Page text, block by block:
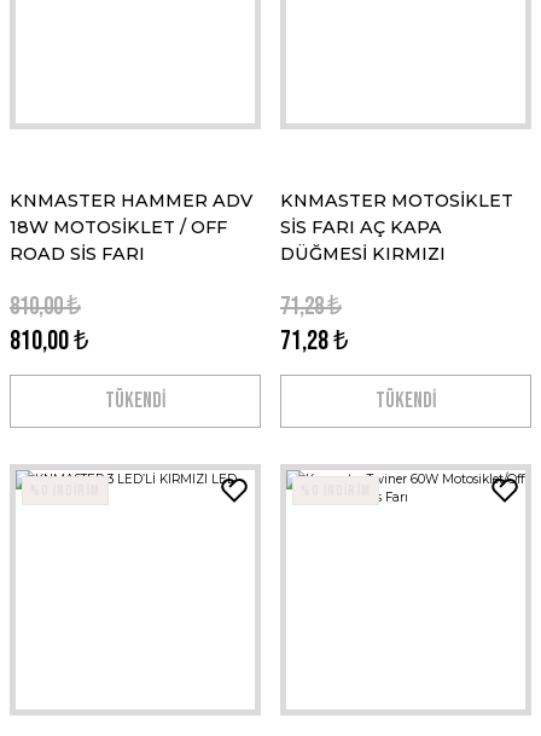
KNMASTER HAMMER ADV
18W MOTOSİKLET / OFF
ROAD SİS FARI
810,00 ₺
810,00 ₺
TÜKENDİ
KNMASTER MOTOSİKLET
SİS FARI AÇ KAPA
DÜĞMESİ KIRMIZI
71,28 ₺
71,28 ₺
TÜKENDİ